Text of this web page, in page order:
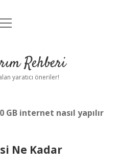
Uyarı
menüyü
Rehberi
yaratıcı öneriler!
GB internet nasıl yapılır
Ne Kadar